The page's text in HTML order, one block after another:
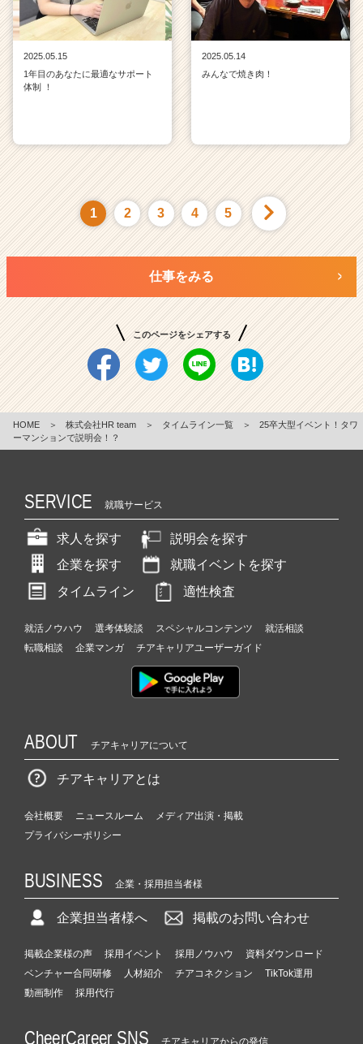
2025.05.15
1年目のあなたに最適なサポート
体制 ！
2025.05.14
みんなで焼き肉！
1 2 3 4 5
仕事をみる
このページをシェアする
HOME ＞ 株式会社HR team ＞ タイムライン一覧 ＞
25卒大型イベント！タワ
ーマンションで説明会！？
SERVICE 就職サービス
求人を探す
説明会を探す
企業を探す
就職イベントを探す
タイムライン
適性検査
就活ノウハウ 選考体験談 スペシャルコンテンツ
就活相談
転職相談
企業マンガ チアキャリアユーザーガイド
ABOUT チアキャリアについて
チアキャリアとは
会社概要 ニュースルーム
メディア出演・掲載
プライバシーポリシー
BUSINESS 企業・採用担当者様
企業担当者様へ 掲載のお問い合わせ
掲載企業様の声 採用イベント 採用ノウハウ
資料ダウンロード
ベンチャー合同研修
人材紹介 チアコネクション
TikTok運用
動画制作
採用代行
CheerCareer SNS